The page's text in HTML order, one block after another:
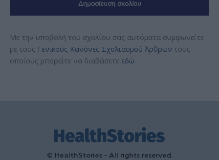
Με την υποβολή του σχολίου σας αυτόματα συμφωνείτε
με τους Γενικούς Κανόνες Σχολιασμού Άρθρων τους
οποίους μπορείτε να διαβάσετε εδώ.
© HealthStories - All rights reserved.